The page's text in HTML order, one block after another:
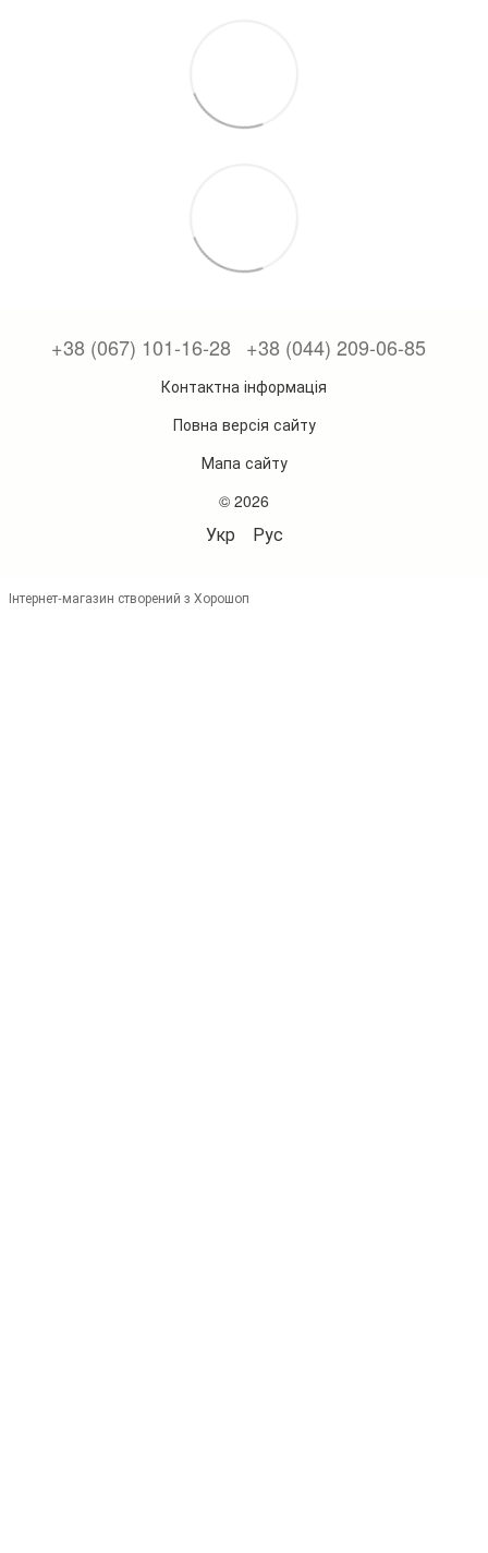
+38 (067) 101-16-28 +38 (044) 209-06-85
Контактна інформація
Повна версія сайту
Мапа сайту
© 2026
Укр Рус
Інтернет-магазин створений з Хорошоп